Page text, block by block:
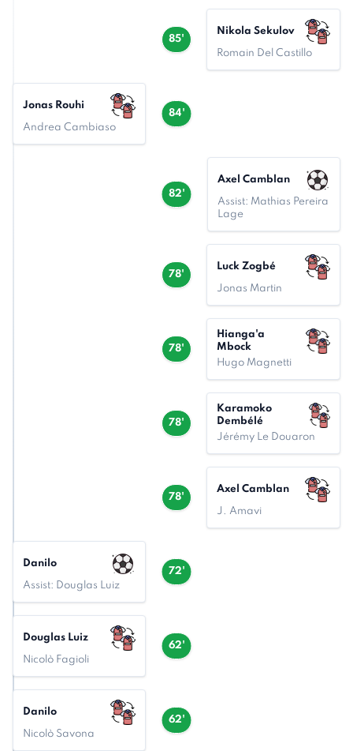
85'
Nikola Sekulov
Romain Del Castillo
84'
Jonas Rouhi
Andrea Cambiaso
82'
Axel Camblan
Assist: Mathias Pereira
Lage
78'
Luck Zogbé
Jonas Martin
78'
Hianga'a
Mbock
Hugo Magnetti
78'
Karamoko
Dembélé
Jérémy Le Douaron
78'
Axel Camblan
J. Amavi
72'
Danilo
Assist: Douglas Luiz
62'
Douglas Luiz
Nicolò Fagioli
62'
Danilo
Nicolò Savona